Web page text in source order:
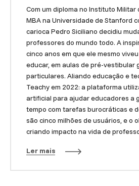
Com um diploma no Instituto Militar
MBA na Universidade de Stanford
carioca Pedro Siciliano decidiu
professores do mundo todo. A
cinco anos em que ele mesmo
educar, em aulas de pré-vestibular
particulares. Aliando educação e
Teachy em 2022: a plataforma
artificial para ajudar educadores a
tempo com tarefas burocráticas e
são cinco milhões de usuários, e o
criando impacto na vida de
Ler mais